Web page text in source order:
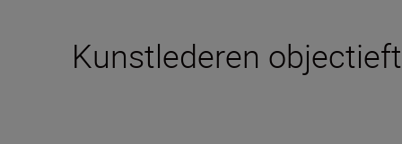
Kunstlederen